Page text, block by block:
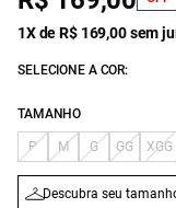
1X de R$ 169,00 sem
SELECIONE A COR:
TAMANHO
P M G GG XGG
Descubra seu